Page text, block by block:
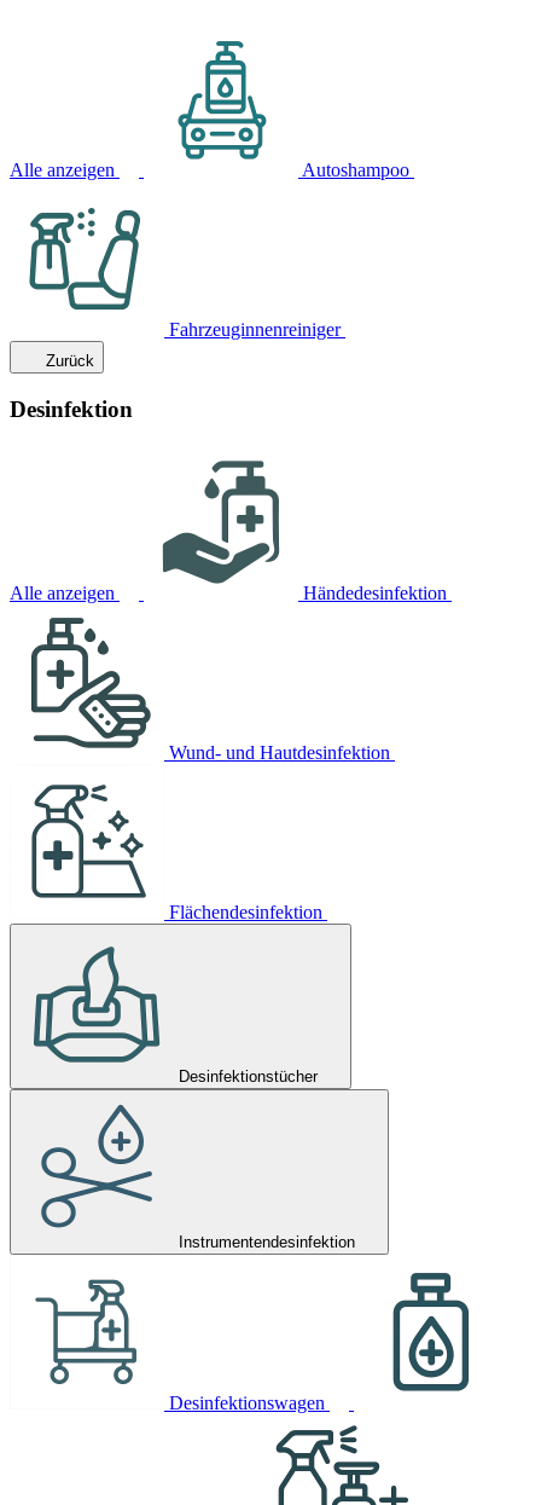
Alle anzeigen Autoshampoo
Fahrzeuginnenreiniger
Zurück
Desinfektion
Alle anzeigen Händedesinfektion
Wund- und Hautdesinfektion
Flächendesinfektion
Desinfektionstücher
Instrumentendesinfektion
Desinfektionswagen